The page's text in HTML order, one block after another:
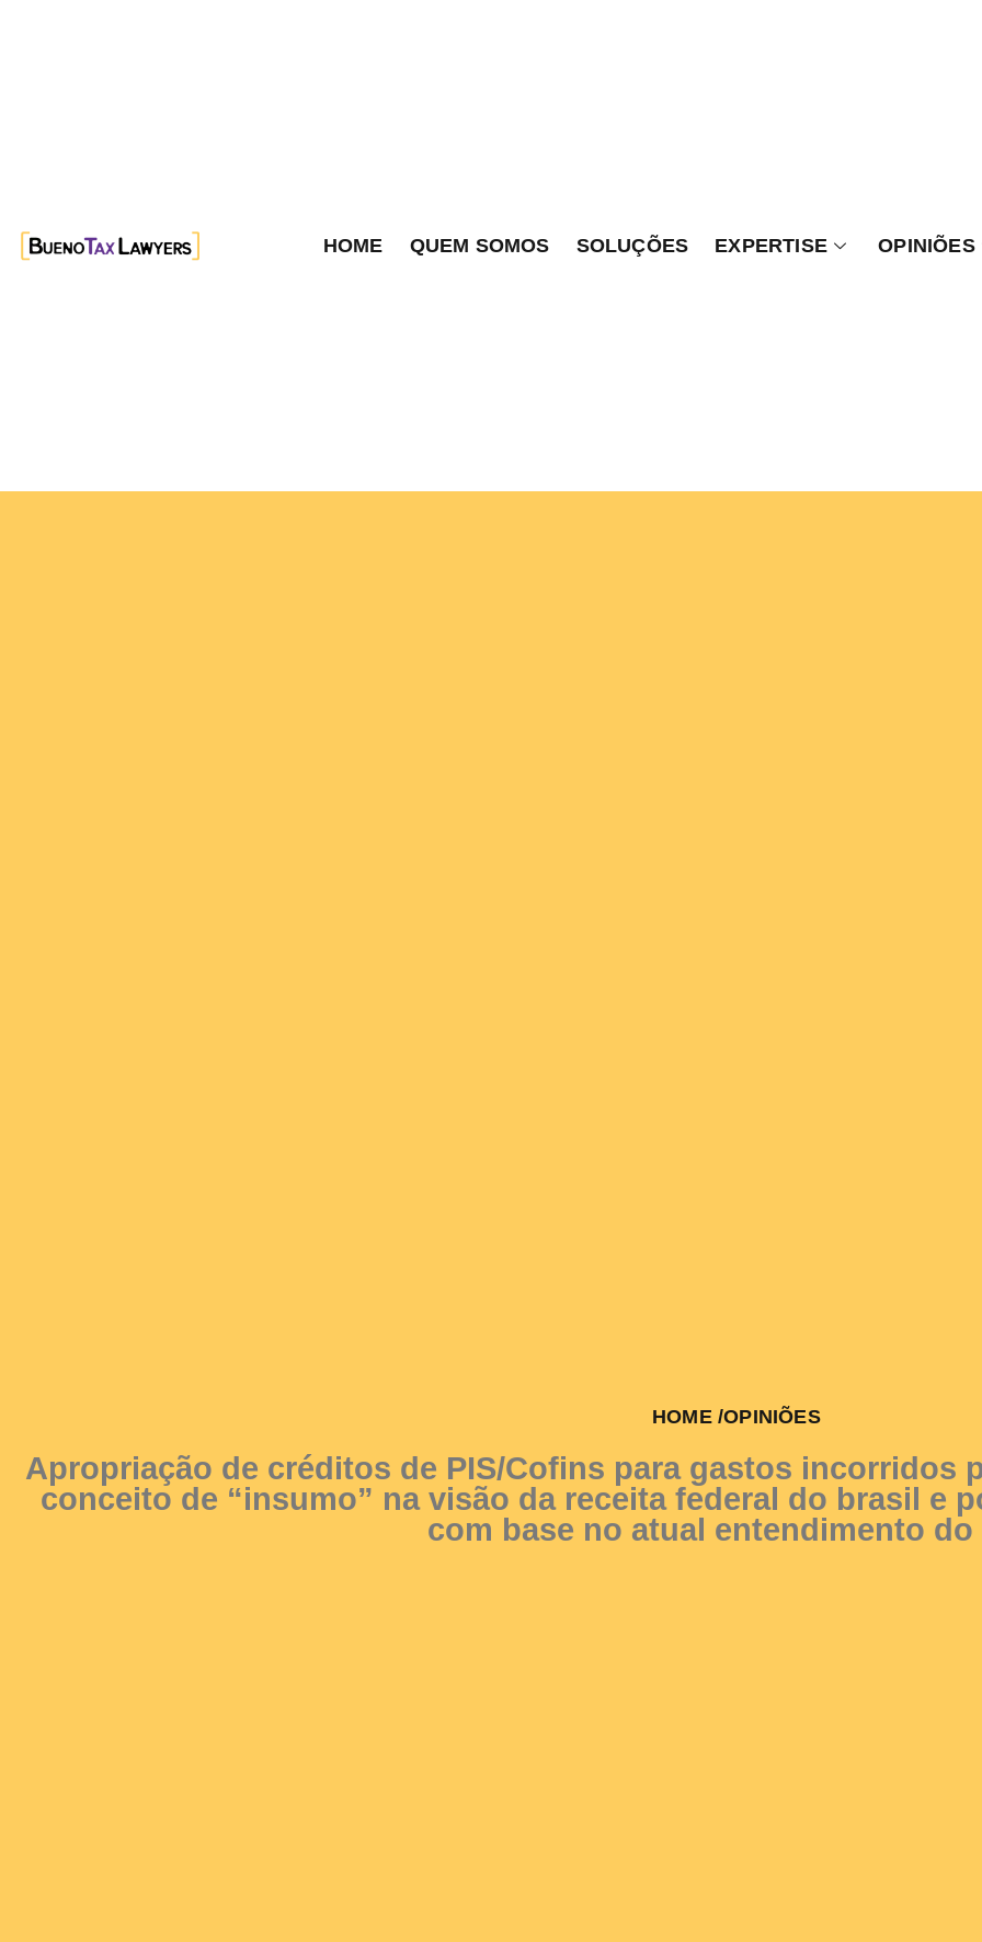
HOME QUEM SOMOS SOLUÇÕES EXPERTISE OPINIÕES
HOME/OPINIÕES
Apropriação de créditos de PIS/Cofins para gastos incorridos
conceito de “insumo” na visão da receita federal do brasil e
com base no atual entendimento do